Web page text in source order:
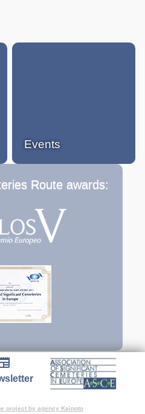
Events
Route awards:
project by agency Kainoto